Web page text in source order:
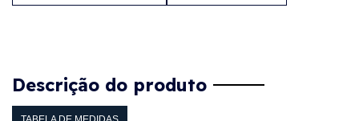
Descrição do produto